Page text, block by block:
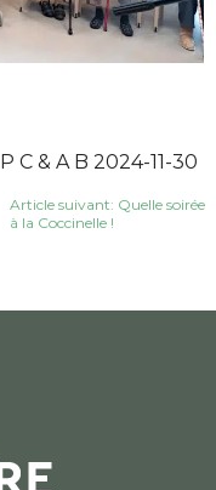
P C & A B 2024-11-30
Article suivant: Quelle soirée
à la Coccinelle !